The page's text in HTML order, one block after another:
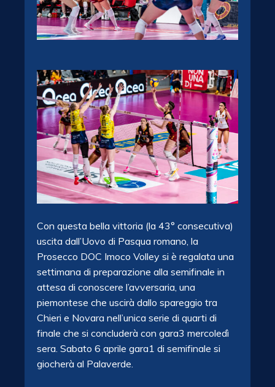
Con questa bella vittoria (la 43° consecutiva)
uscita dall’Uovo di Pasqua romano, la
Prosecco DOC Imoco Volley si è regalata una
settimana di preparazione alla semifinale in
attesa di conoscere l’avversaria, una
piemontese che uscirà dallo spareggio tra
Chieri e Novara nell’unica serie di quarti di
finale che si concluderà con gara3 mercoledì
sera. Sabato 6 aprile gara1 di semifinale si
giocherà al Palaverde.